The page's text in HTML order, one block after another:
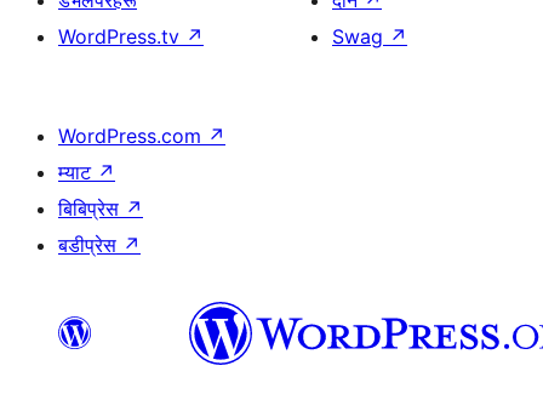
WordPress.tv ↗
Swag ↗
WordPress.com ↗
म्याट ↗
बिबिप्रेस ↗
बडीप्रेस ↗